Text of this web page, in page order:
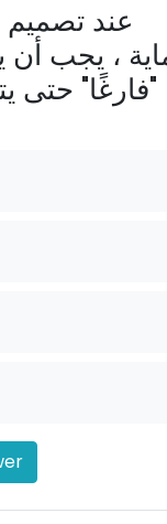
، يجب أن
"فارغًا" حتى